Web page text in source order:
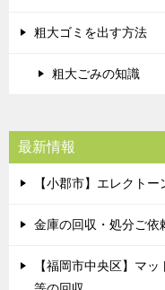
粗大ゴミを出す方法
粗大ごみの知識
最新情報
【小郡市】エレクト
金庫の回収・処分ご
【福岡市中央区】マ